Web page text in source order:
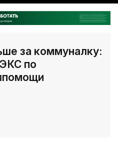
за коммуналку:
по